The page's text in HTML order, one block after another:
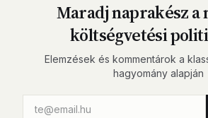
Maradj naprakész a
költségvetési
Elemzések és kommentárok a
hagyomány alapján